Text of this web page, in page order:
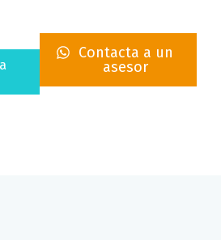
Contacta a un
asesor